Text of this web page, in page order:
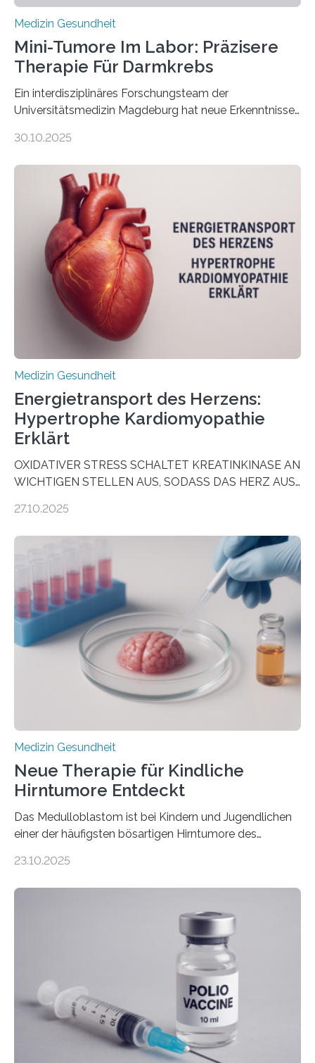
Medizin Gesundheit
Mini-Tumore Im Labor: Präzisere
Therapie Für Darmkrebs
Ein interdisziplinäres Forschungsteam der
Universitätsmedizin Magdeburg hat neue Erkenntnisse
behandelt werden kann. In ihrer aktuellen Studie,
Oncology, zeigen die Forschenden, dass Mini-Tumore
aus Gewebe von Patientinnen und Patienten –
sogenannte Organoide – genutzt werden können, um
vorab zu prüfen, welche Medikamente am besten
wirken. Dabei wurde ein Eiweiß identifiziert, das künftig
als Biomarker für die Wahl der passenden Therapie
dienen könnte. Darmkrebs zählt weltweit zu den
häufigsten Krebsarten und stellt…
30.10.2025
Medizin Gesundheit
Energietransport des Herzens:
Hypertrophe Kardiomyopathie
Erklärt
OXIDATIVER STRESS SCHALTET KREATINKINASE AN
WICHTIGEN STELLEN AUS, SODASS DAS HERZ AUS
aus dem Deutschen Zentrum für Herzinsuffizienz
im Journal Circulation, warum der Energietransport bei
der Hypertrophen Kardiomyopathie (HCM) versagen
kann und wie sich durch eine Verringerung der
Herzbelastung und des oxidativen Stresses
Rhythmusstörungen reduzieren lassen. Würzburg. Die
hypertrophe Kardiomyopathie (HCM) ist die häufigste
erblich bedingte Herzerkrankung. Sie führt dazu, dass
sich die linke Herzkammer verdickt, der Herzmuskel zu
stark kontrahiert…
27.10.2025
Medizin Gesundheit
Neue Therapie für Kindliche
Hirntumore Entdeckt
Das Medulloblastom ist bei Kindern und Jugendlichen
einer der häufigsten bösartigen Hirntumore des
Betroffenen können mit heutigen Methoden geheilt
Dringend benötigt werden zielgerichtete Therapien, die
nur Tumorschwachstellen angreifen und normales
Gewebe verschonen. Forschende um Daniel Merk vom
Hertie-Institut für klinische Hirnforschung am
Universitätsklinikum Tübingen haben eine solche
Schwachstelle im Erbgut einer Untergruppe des
Medulloblastoms gefunden. Die Wilhelm Sander-
Stiftung unterstützte das Projekt…
23.10.2025